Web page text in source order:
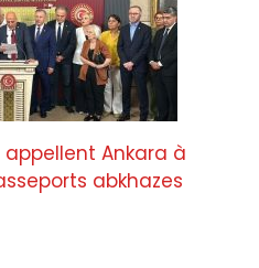
Ankara à
abkhazes